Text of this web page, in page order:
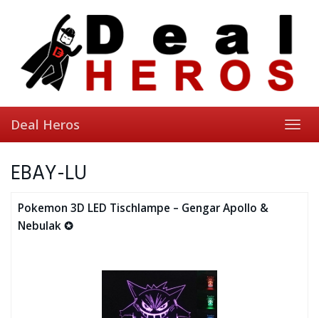
Deal Heros
EBAY-LU
Pokemon 3D LED Tischlampe – Gengar Apollo &
Nebulak ✪